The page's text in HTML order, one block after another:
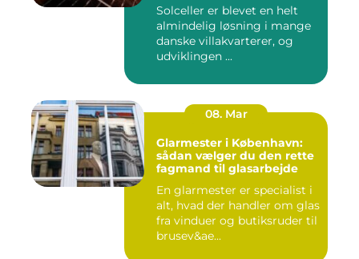
Solceller er blevet en helt
almindelig løsning i mange
danske villakvarterer, og
udviklingen ...
08. Mar
Glarmester i København:
sådan vælger du den rette
fagmand til glasarbejde
En glarmester er specialist i
alt, hvad der handler om glas
fra vinduer og butiksruder til
brusev&ae...